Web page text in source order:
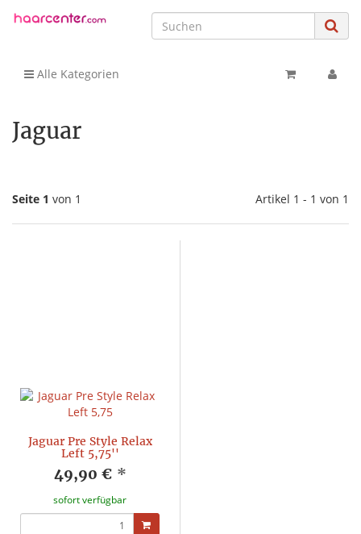
Alle Kategorien
Jaguar
Seite 1 von 1 Artikel 1 - 1 von 1
Jaguar Pre Style Relax
Left 5,75''
49,90 € *
sofort verfügbar